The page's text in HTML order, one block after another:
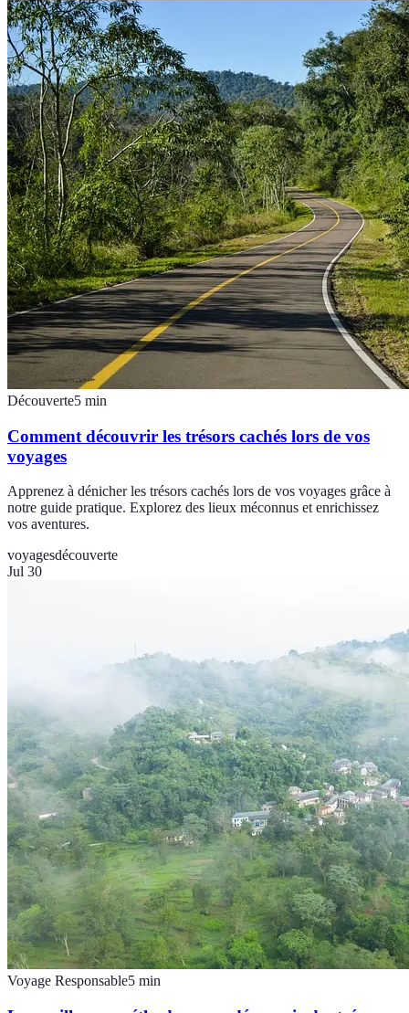
Découverte5 min
Comment découvrir les trésors cachés lors de vos
voyages
Apprenez à dénicher les trésors cachés lors de vos voyages grâce à
notre guide pratique. Explorez des lieux méconnus et enrichissez
vos aventures.
voyagesdécouverte
Jul 30
Voyage Responsable5 min